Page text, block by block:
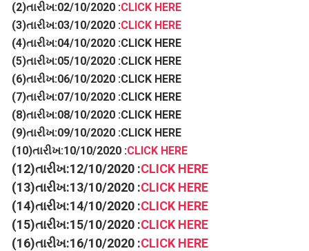
(2)તારીખ:02/10/2020 :CLICK HERE
(3)તારીખ:03/10/2020 :CLICK HERE
(4)તારીખ:04/10/2020 :CLICK HERE
(5)તારીખ:05/10/2020 :CLICK HERE
(6)તારીખ:06/10/2020 :CLICK HERE
(7)તારીખ:07/10/2020 :CLICK HERE
(8)તારીખ:08/10/2020 :CLICK HERE
(9)તારીખ:09/10/2020 :CLICK HERE
(10)તારીખ:10/10/2020 :CLICK HERE
(12)તારીખ:12/10/2020 :CLICK HERE
(13)તારીખ:13/10/2020 :CLICK HERE
(14)તારીખ:14/10/2020 :CLICK HERE
(15)તારીખ:15/10/2020 :CLICK HERE
(16)તારીખ:16/10/2020 :CLICK HERE